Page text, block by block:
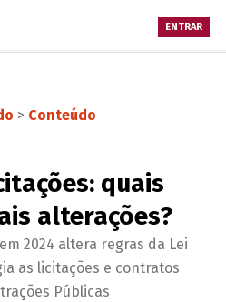
ENTRAR
> Conteúdo
quais
alterações?
2024 altera regras da Lei
as licitações e contratos
Públicas